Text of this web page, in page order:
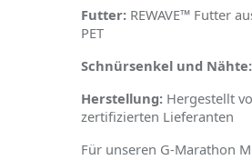
Futter: REWAVE™ Futter
PET
Schnürsenkel und Nähte:
Herstellung:Hergestellt
zertifizierten Lieferanten
Für unseren G-Marathon